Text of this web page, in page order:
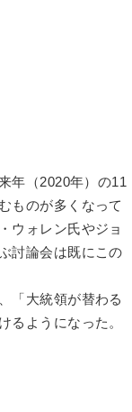
年（2020年）の11
ものが多くなって
ウォレン氏やジョ
討論会は既にこの
「大統領が替わる
るようになった。